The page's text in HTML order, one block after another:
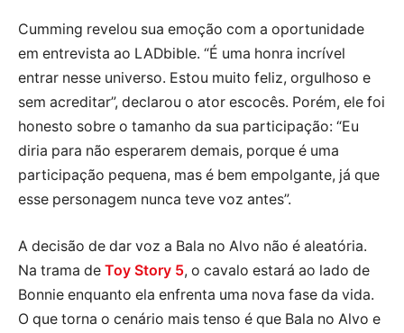
Cumming revelou sua emoção com a oportunidade
em entrevista ao LADbible. “É uma honra incrível
entrar nesse universo. Estou muito feliz, orgulhoso e
sem acreditar”, declarou o ator escocês. Porém, ele foi
honesto sobre o tamanho da sua participação: “Eu
diria para não esperarem demais, porque é uma
participação pequena, mas é bem empolgante, já que
esse personagem nunca teve voz antes”.
A decisão de dar voz a Bala no Alvo não é aleatória.
Na trama de Toy Story 5, o cavalo estará ao lado de
Bonnie enquanto ela enfrenta uma nova fase da vida.
O que torna o cenário mais tenso é que Bala no Alvo e